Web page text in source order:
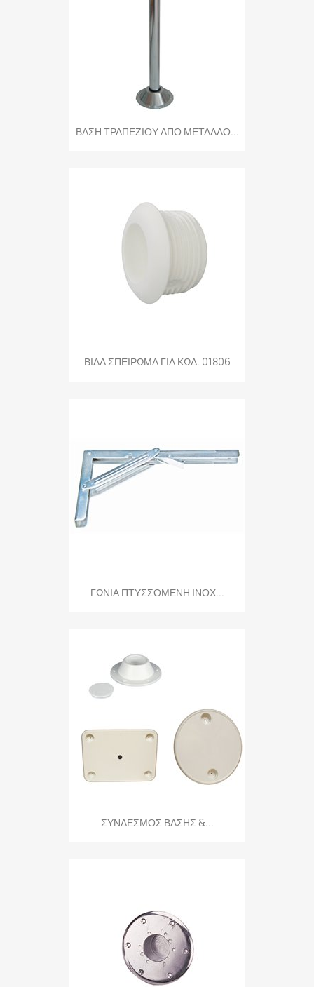
ΒΑΣΗ ΤΡΑΠΕΖΙΟΥ ΑΠΟ ΜΕΤΑΛΛΟ...
ΒΙΔΑ ΣΠΕΙΡΩΜΑ ΓΙΑ ΚΩΔ. 01806
ΓΩΝΙΑ ΠΤΥΣΣΟΜΕΝΗ ΙΝΟΧ...
ΣΥΝΔΕΣΜΟΣ ΒΑΣΗΣ &...